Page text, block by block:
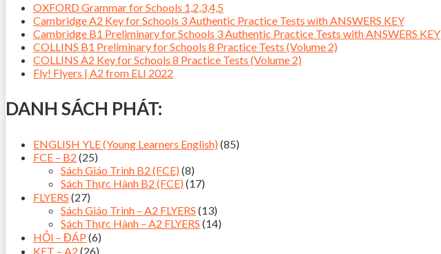
OXFORD Grammar for Schools 1,2,3,4,5
Cambridge A2 Key for Schools 3 Authentic Practice Tests with ANSWERS KEY
Cambridge B1 Preliminary for Schools 3 Authentic Practice Tests with ANSWERS KEY
COLLINS B1 Preliminary for Schools 8 Practice Tests (Volume 2)
COLLINS A2 Key for Schools 8 Practice Tests (Volume 2)
Fly! Flyers | A2 from ELI 2022
DANH SÁCH PHÁT:
ENGLISH YLE (Young Learners English) (85)
FCE – B2 (25)
Sách Giáo Trình B2 (FCE) (8)
Sách Thực Hành B2 (FCE) (17)
FLYERS (27)
Sách Giáo Trình – A2 FLYERS (13)
Sách Thực Hành – A2 FLYERS (14)
HỎI – ĐÁP (6)
KET – A2 (26)